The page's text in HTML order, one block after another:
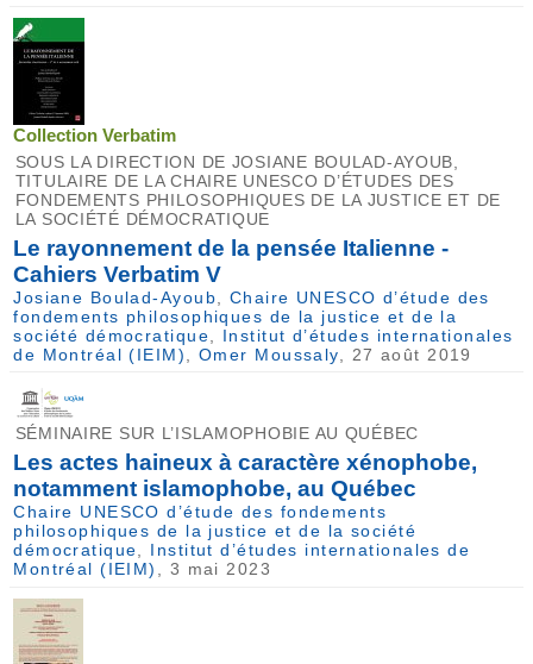
Collection Verbatim
SOUS LA DIRECTION DE JOSIANE BOULAD-AYOUB,
TITULAIRE DE LA CHAIRE UNESCO D’ÉTUDES DES
FONDEMENTS PHILOSOPHIQUES DE LA JUSTICE ET DE
LA SOCIÉTÉ DÉMOCRATIQUE
Le rayonnement de la pensée Italienne -
Cahiers Verbatim V
Josiane Boulad-Ayoub
Chaire UNESCO d’étude des
fondements philosophiques de la justice et de la
société démocratique
Institut d’études internationales
de Montréal (IEIM)
Omer Moussaly , 27 août 2019
SÉMINAIRE SUR L’ISLAMOPHOBIE AU QUÉBEC
Les actes haineux à caractère xénophobe,
notamment islamophobe, au Québec
Chaire UNESCO d’étude des fondements
philosophiques de la justice et de la société
démocratique
Institut d’études internationales de
Montréal (IEIM)
, 3 mai 2023